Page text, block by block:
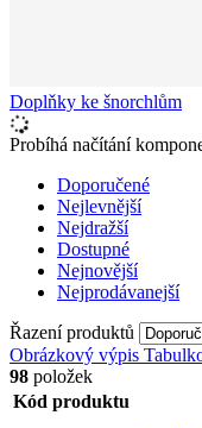
Doplňky ke šnorchlům
Probíhá načítání
Doporučené
Nejlevnější
Nejdražší
Dostupné
Nejnovější
Nejprodávanejší
Řazení produktů
Obrázkový výpis
98 položek
Kód produktu